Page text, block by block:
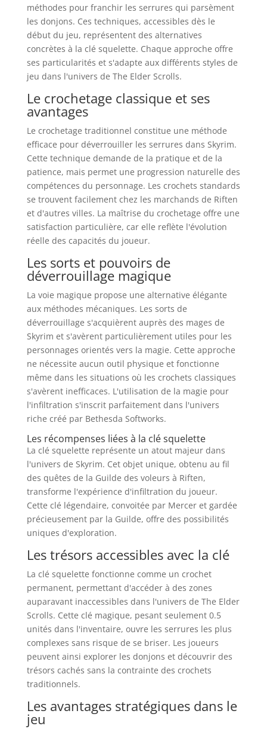
méthodes pour franchir les serrures qui parsèment
les donjons. Ces techniques, accessibles dès le
début du jeu, représentent des alternatives
concrètes à la clé squelette. Chaque approche offre
ses particularités et s'adapte aux différents styles de
jeu dans l'univers de The Elder Scrolls.
Le crochetage classique et ses
avantages
Le crochetage traditionnel constitue une méthode
efficace pour déverrouiller les serrures dans Skyrim.
Cette technique demande de la pratique et de la
patience, mais permet une progression naturelle des
compétences du personnage. Les crochets standards
se trouvent facilement chez les marchands de Riften
et d'autres villes. La maîtrise du crochetage offre une
satisfaction particulière, car elle reflète l'évolution
réelle des capacités du joueur.
Les sorts et pouvoirs de
déverrouillage magique
La voie magique propose une alternative élégante
aux méthodes mécaniques. Les sorts de
déverrouillage s'acquièrent auprès des mages de
Skyrim et s'avèrent particulièrement utiles pour les
personnages orientés vers la magie. Cette approche
ne nécessite aucun outil physique et fonctionne
même dans les situations où les crochets classiques
s'avèrent inefficaces. L'utilisation de la magie pour
l'infiltration s'inscrit parfaitement dans l'univers
riche créé par Bethesda Softworks.
Les récompenses liées à la clé squelette
La clé squelette représente un atout majeur dans
l'univers de Skyrim. Cet objet unique, obtenu au fil
des quêtes de la Guilde des voleurs à Riften,
transforme l'expérience d'infiltration du joueur.
Cette clé légendaire, convoitée par Mercer et gardée
précieusement par la Guilde, offre des possibilités
uniques d'exploration.
Les trésors accessibles avec la clé
La clé squelette fonctionne comme un crochet
permanent, permettant d'accéder à des zones
auparavant inaccessibles dans l'univers de The Elder
Scrolls. Cette clé magique, pesant seulement 0.5
unités dans l'inventaire, ouvre les serrures les plus
complexes sans risque de se briser. Les joueurs
peuvent ainsi explorer les donjons et découvrir des
trésors cachés sans la contrainte des crochets
traditionnels.
Les avantages stratégiques dans le
jeu